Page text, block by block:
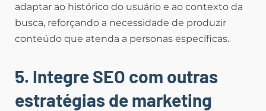
adaptar ao histórico do usuário e ao contexto da
busca, reforçando a necessidade de produzir
conteúdo que atenda a personas específicas.
5. Integre SEO com outras
estratégias de marketing